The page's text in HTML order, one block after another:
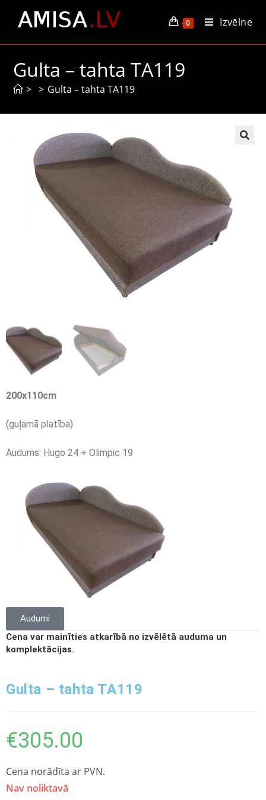
0 Izvēlne
Gulta – tahta TA119
> > Gulta – tahta TA119
200x110cm
(guļamā platība)
Audums: Hugo 24 + Olimpic 19
Audumi
Cena var mainīties atkarībā no izvēlētā auduma un
komplektācijas.
Gulta – tahta TA119
€305.00
Cena norādīta ar PVN.
Nav noliktavā